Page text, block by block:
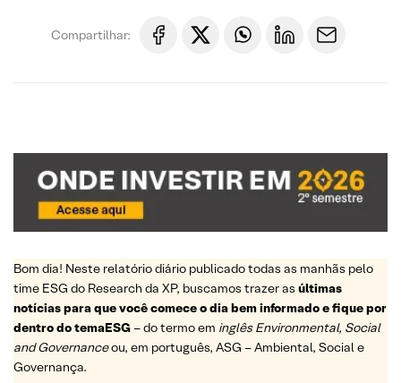
Compartilhar:
Bom dia! Neste relatório diário publicado todas as manhãs pelo
time ESG do Research da XP, buscamos trazer as últimas
notícias para que você comece o dia bem informado e fique por
dentro do temaESG – do termo em inglês Environmental, Social
and Governanceou, em português, ASG – Ambiental, Social e
Governança.